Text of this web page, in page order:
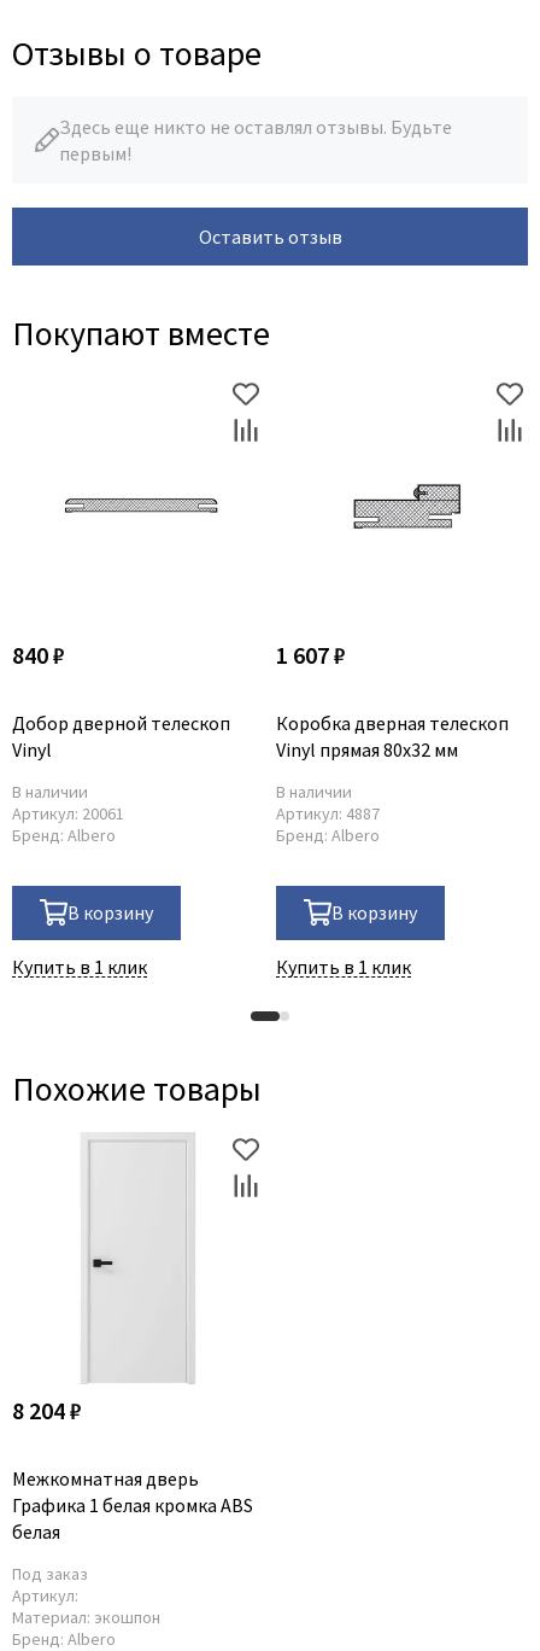
Отзывы о товаре
Здесь еще никто не оставлял отзывы. Будьте
первым!
Оставить отзыв
Покупают вместе
840 ₽
Добор дверной телескоп
Vinyl
В наличии
Артикул: 20061
Бренд: Albero
В корзину
Купить в 1 клик
1 607 ₽
Коробка дверная телескоп
Vinyl прямая 80x32 мм
В наличии
Артикул: 4887
Бренд: Albero
В корзину
Купить в 1 клик
Похожие товары
8 204 ₽
Межкомнатная дверь
Графика 1 белая кромка ABS
белая
Под заказ
Артикул:
Материал: экошпон
Бренд: Albero